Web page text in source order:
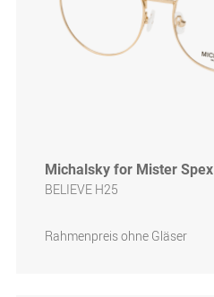
Michalsky for Mister Spex
BELIEVE H25
Rahmenpreis ohne Gläser